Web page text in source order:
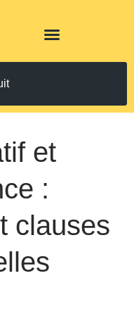
et
:
clauses